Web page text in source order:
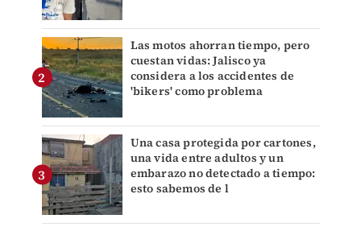
Las motos ahorran tiempo, pero
cuestan vidas: Jalisco ya
considera a los accidentes de
'bikers' como problema
Una casa protegida por cartones,
una vida entre adultos y un
embarazo no detectado a tiempo:
esto sabemos de l